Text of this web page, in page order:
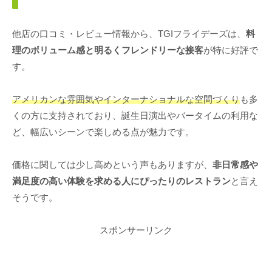
他店の口コミ・レビュー情報から、TGIフライデーズは、 料
理のボリューム感と明るくフレンドリーな接客が特に好評で
す。
アメリカンな雰囲気やインターナショナルな空間づくりも多
くの方に支持されており、誕生日演出やバータイムの利用な
ど、幅広いシーンで楽しめる点が魅力です。
価格に関しては少し高めという声もありますが、 非日常感や
満足度の高い体験を求める人にぴったりのレストランと言え
そうです。
スポンサーリンク